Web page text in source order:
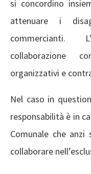
si concordino
attenuare i
commercianti.
collaborazione
organizzativi e
Nel caso in
responsabilità è in
Comunale che
collaborare